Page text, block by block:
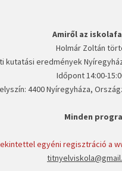
Amiről az
Holmár Zoltán
kutatási eredmények
Időpont 14:00-
4400 Nyíregyháza,
Minden
egyéni regisztráció a